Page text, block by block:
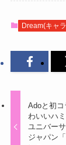
Dream(キャ
Adoと初
わいいハ
ユニバー
ジャパン